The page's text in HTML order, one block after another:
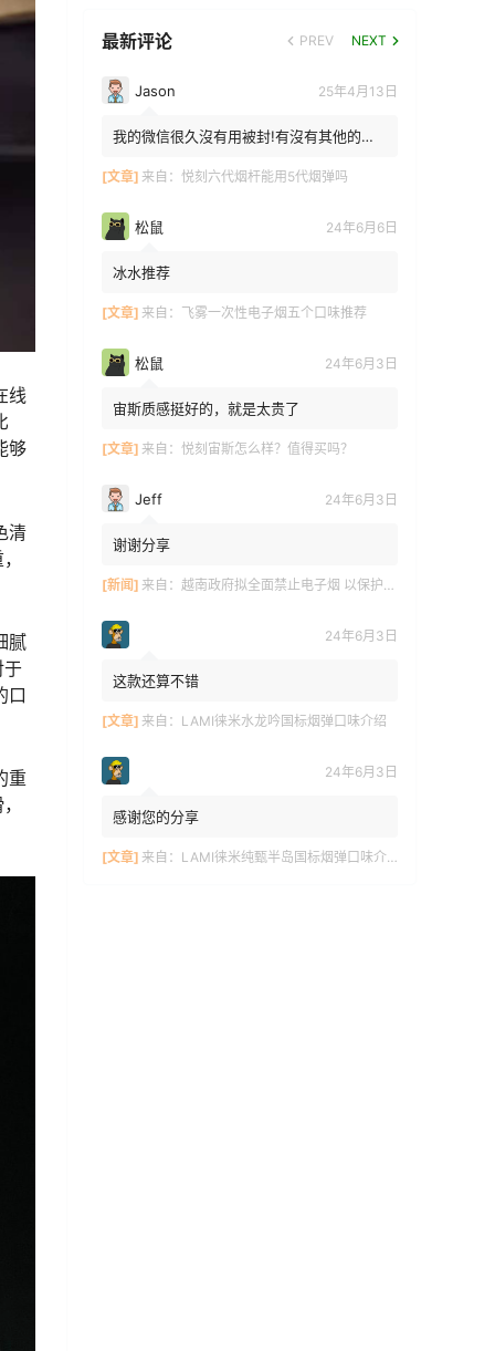
线
够
清
腻
于
口
重
最新评论 PREV NEXT
Jason 25年4月13日
我的微信很久沒有用被封!有沒有其他的方
[文章] 来自： 悦刻六代烟杆能用5代烟弹吗
松鼠 24年6月6日
冰水推荐
[文章] 来自： 飞雾一次性电子烟五个口味推荐
松鼠 24年6月3日
宙斯质感挺好的，就是太贵了
[文章] 来自： 悦刻宙斯怎么样？值得买吗？
Jeff 24年6月3日
谢谢分享
[新闻] 来自： 越南政府拟全面禁止电子烟 以保护青少年健康
24年6月3日
这款还算不错
[文章] 来自： LAMI徕米水龙吟国标烟弹口味介绍
24年6月3日
感谢您的分享
[文章] 来自： LAMI徕米纯甄半岛国标烟弹口味介绍